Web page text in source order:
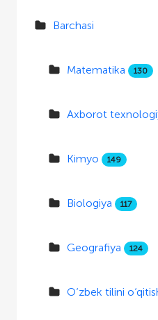
Barchasi
Matematika 130
Axborot
Kimyo 149
Biologiya 117
Geografiya 124
O‘zbek tilini